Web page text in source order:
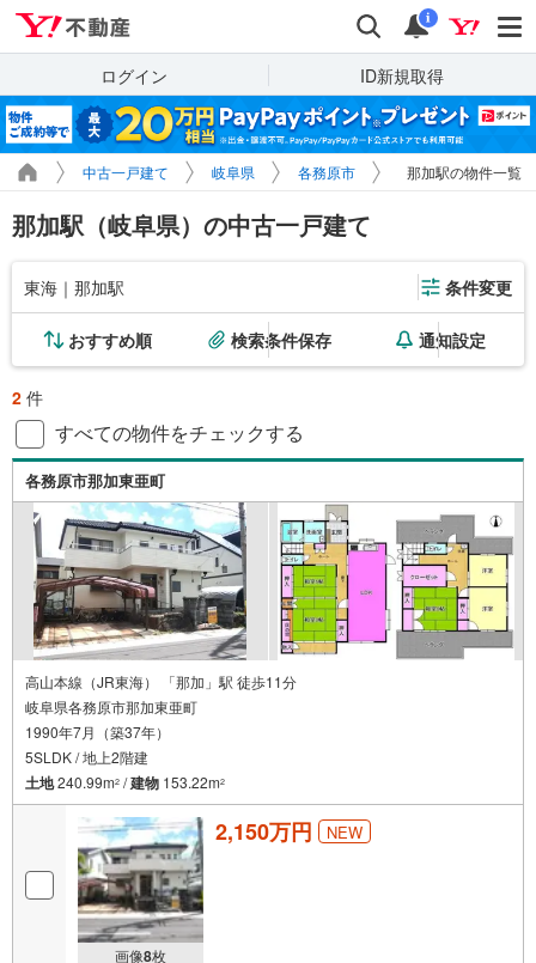
検索 通知
i
ログイン ID新規取得
中古一戸建て 岐阜県 各務原市 那加駅の物件一覧
那加駅（岐阜県）の中古一戸建て
東海｜那加駅 条件変更
おすすめ順 検索条件保存 通知設定
2 件
すべての物件をチェックする
各務原市那加東亜町
高山本線（JR東海） 「那加」駅 徒歩11分
岐阜県各務原市那加東亜町
1990年7月（築37年）
5SLDK / 地上2階建
土地240.99m2 /建物 153.22m2
画像8枚
2,150万円 NEW